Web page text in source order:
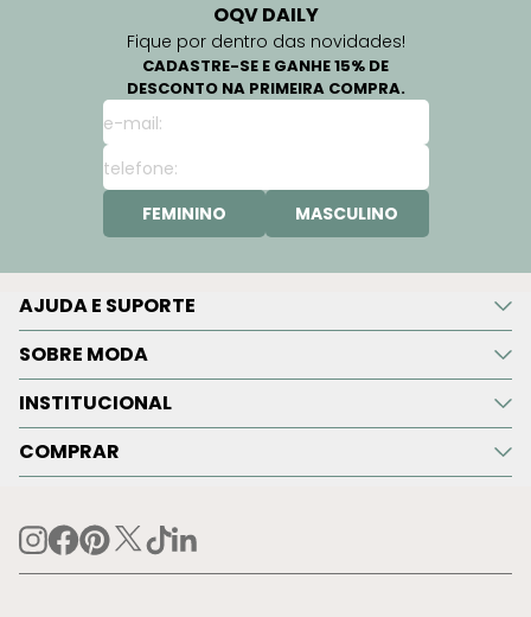
OQV DAILY
Fique por dentro das novidades!
CADASTRE-SE E GANHE 15% DE
DESCONTO NA PRIMEIRA COMPRA.
FEMININO MASCULINO
AJUDA E SUPORTE
SOBRE MODA
INSTITUCIONAL
COMPRAR